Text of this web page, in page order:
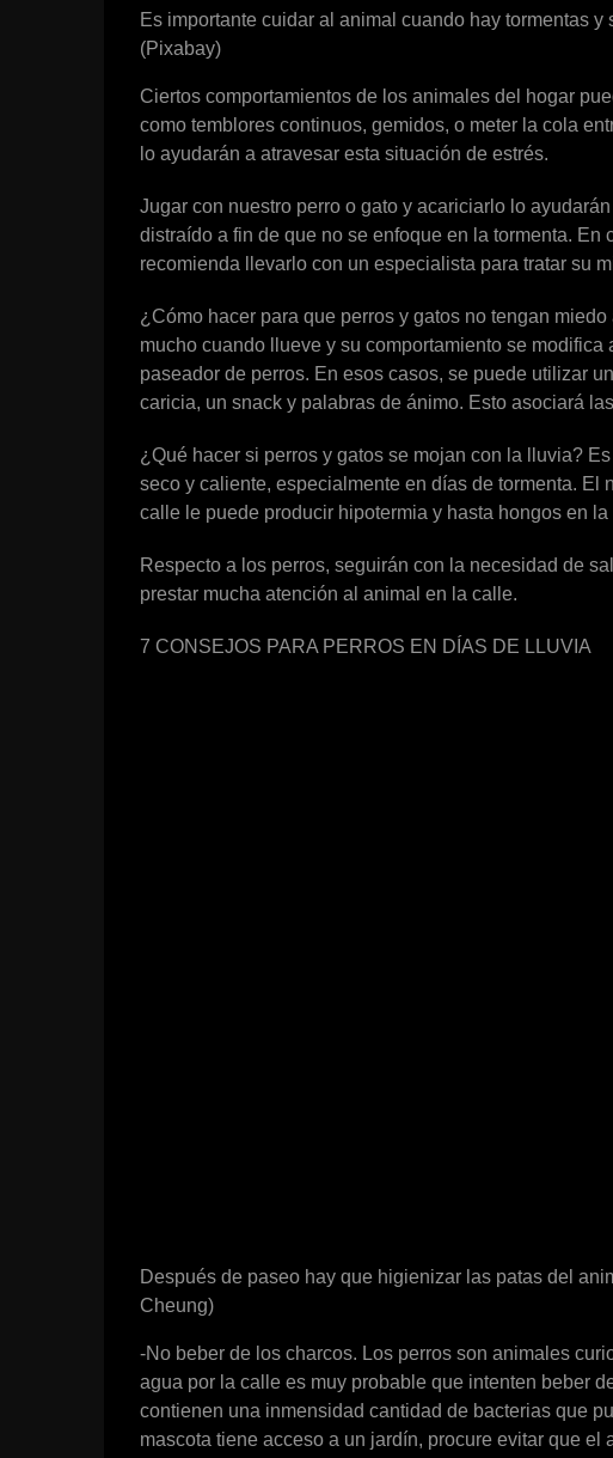
Es importante cuidar al animal cuando hay tormentas
(Pixabay)
Ciertos comportamientos de los animales del hogar
como temblores continuos, gemidos, o meter la cola
lo ayudarán a atravesar esta situación de estrés.
Jugar con nuestro perro o gato y acariciarlo lo
distraído a fin de que no se enfoque en la tormenta.
recomienda llevarlo con un especialista para tratar su
¿Cómo hacer para que perros y gatos no tengan
mucho cuando llueve y su comportamiento se
paseador de perros. En esos casos, se puede utilizar
caricia, un snack y palabras de ánimo. Esto asociará
¿Qué hacer si perros y gatos se mojan con la lluvia?
seco y caliente, especialmente en días de tormenta. El
calle le puede producir hipotermia y hasta hongos en la
Respecto a los perros, seguirán con la necesidad de
prestar mucha atención al animal en la calle.
7 CONSEJOS PARA PERROS EN DÍAS DE LLUVIA
Después de paseo hay que higienizar las patas del
Cheung)
-No beber de los charcos. Los perros son animales
agua por la calle es muy probable que intenten beber
contienen una inmensidad cantidad de bacterias que
mascota tiene acceso a un jardín, procure evitar que